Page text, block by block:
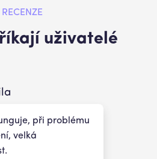
RECENZE
uživatelé
při problému
velká